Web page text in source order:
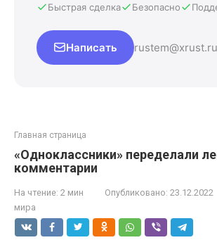
Быстрая сделка Безопасно
Написать rustem@xrust.ru
Главная страница
«Одноклассники» переделали
комментарии
На чтение: 2 мин Опубликовано: 23.12.2022
мира